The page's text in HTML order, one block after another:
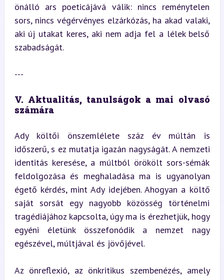
önálló ars poeticájává válik: nincs reménytelen
sors, nincs végérvényes elzárkózás, ha akad valaki,
aki új utakat keres, aki nem adja fel a lélek belső
szabadságát.
---
V. Aktualitás, tanulságok a mai olvasó
számára
Ady költői önszemlélete száz év múltán is
időszerű, s ez mutatja igazán nagyságát. A nemzeti
identitás keresése, a múltból örökölt sors-sémák
feldolgozása és meghaladása ma is ugyanolyan
égető kérdés, mint Ady idejében. Ahogyan a költő
saját sorsát egy nagyobb közösség történelmi
tragédiájához kapcsolta, úgy ma is érezhetjük, hogy
egyéni életünk összefonódik a nemzet nagy
egészével, múltjával és jövőjével.
Az önreflexió, az önkritikus szembenézés, amely